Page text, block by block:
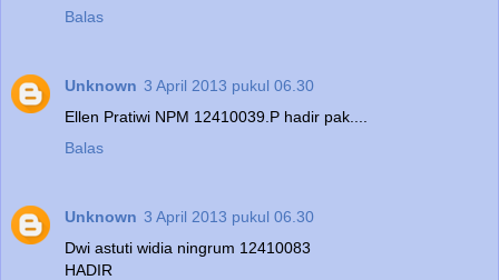
Balas
Unknown 3 April 2013 pukul 06.30
Ellen Pratiwi NPM 12410039.P hadir pak....
Balas
Unknown 3 April 2013 pukul 06.30
Dwi astuti widia ningrum 12410083
HADIR